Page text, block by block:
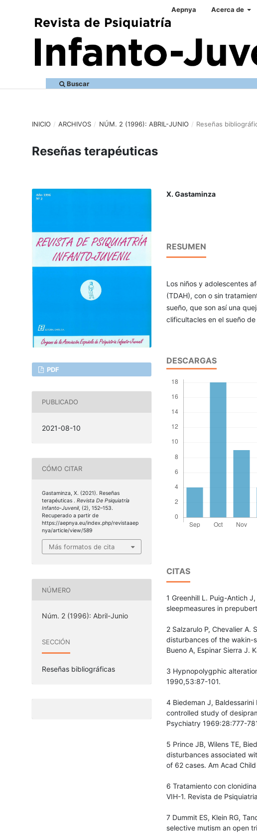
Aepnya Acerca de
Buscar
INICIO / ARCHIVOS / NÚM. 2 (1996): ABRIL-JUNIO / Reseñas
Reseñas terapéuticas
PDF
PUBLICADO
2021-08-10
CÓMO CITAR
Gastaminza, X. (2021). Reseñas
terapéuticas . Revista De Psiquiatría
Infanto-Juvenil, (2), 152–153.
Recuperado a partir de
https://aepnya.eu/index.php/revistaaep
nya/article/view/589
Más formatos de cita
NÚMERO
Núm. 2 (1996): Abril-Junio
SECCIÓN
Reseñas bibliográficas
X. Gastaminza
RESUMEN
Los niños y adolescentes
(TDAH), con o sin
sueño, que son así una
clificultacles en el sueño de
DESCARGAS
CITAS
1 Greenhill L. Puig-Antich
sleepmeasures in
2 Salzarulo P, Chevalier A.
disturbances of the wakin-
Bueno A, Espinar Sierra J.
3 Hypnopolygphic
1990,53:87-101.
4 Biedeman J,
controlled study of
Psychiatry 1969:28:777-
5 Prince JB, Wilens TE,
disturbances associated
of 62 cases. Am Acad
6 Tratamiento con
VIH-1. Revista de
7 Dummit ES, Klein RG,
selective mutism an open